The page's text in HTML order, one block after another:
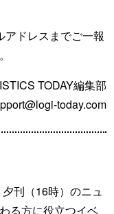
ドレスまでご一報
TODAY編集部
today.com
刊（16時）のニュ
る方に役立つイベ